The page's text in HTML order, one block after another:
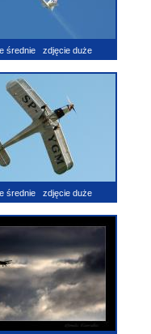
średnie zdjęcie duże
średnie zdjęcie duże